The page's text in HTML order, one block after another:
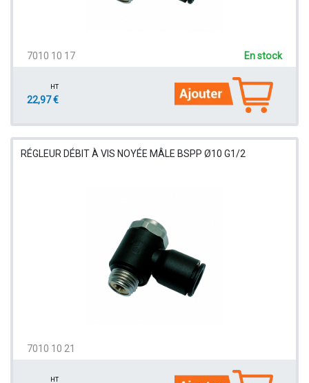
7010 10 17 En stock
HT
22,97 €
RÉGLEUR DÉBIT À VIS NOYÉE MÂLE BSPP Ø10 G1/2
7010 10 21
HT